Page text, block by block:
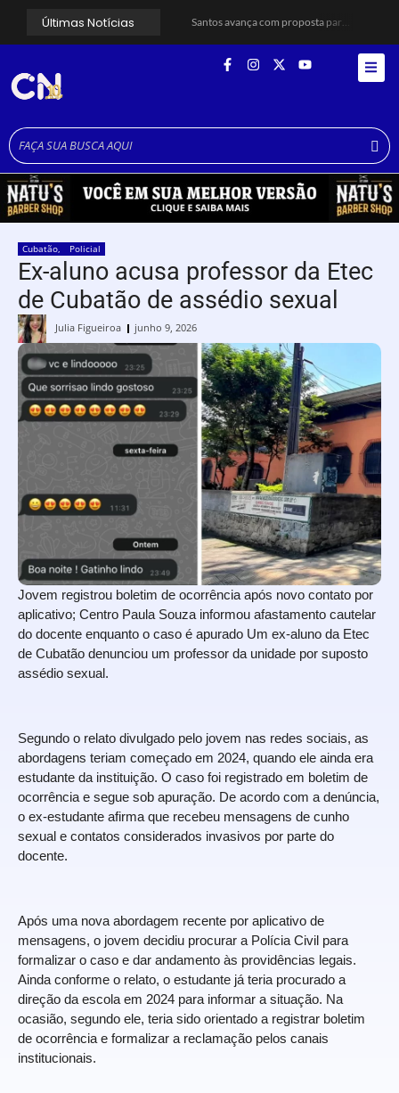
Últimas Notícias
Santos avança com proposta para municipalizar manutenção das calçadas
Cubatão inicia campanha de multivacinação para crianças e adolescentes
Lagoa do Quarentenário ganha nova estrutura e se torna referência para futuros parques em São Vicente
Idosa morre após sofrer mal súbito ao entrar no mar em Santos
Cubatão, Policial
Ex-aluno acusa professor da Etec
de Cubatão de assédio sexual
Julia Figueiroa junho 9, 2026
Jovem registrou boletim de ocorrência após novo contato por
aplicativo; Centro Paula Souza informou afastamento cautelar
do docente enquanto o caso é apurado Um ex-aluno da Etec
de Cubatão denunciou um professor da unidade por suposto
assédio sexual.
Segundo o relato divulgado pelo jovem nas redes sociais, as
abordagens teriam começado em 2024, quando ele ainda era
estudante da instituição. O caso foi registrado em boletim de
ocorrência e segue sob apuração. De acordo com a denúncia,
o ex-estudante afirma que recebeu mensagens de cunho
sexual e contatos considerados invasivos por parte do
docente.
Após uma nova abordagem recente por aplicativo de
mensagens, o jovem decidiu procurar a Polícia Civil para
formalizar o caso e dar andamento às providências legais.
Ainda conforme o relato, o estudante já teria procurado a
direção da escola em 2024 para informar a situação. Na
ocasião, segundo ele, teria sido orientado a registrar boletim
de ocorrência e formalizar a reclamação pelos canais
institucionais.